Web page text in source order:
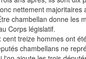
nettement majoritaires
chambellan donne les
Corps législatif.
cent treize hommes ont
chambellans ne